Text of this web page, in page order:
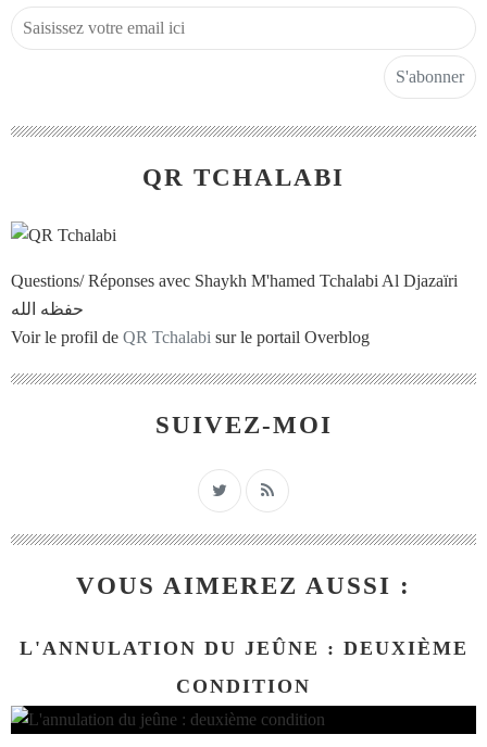
QR TCHALABI
Questions/ Réponses avec Shaykh M'hamed Tchalabi Al Djazaïri
حفظه الله
Voir le profil de QR Tchalabi sur le portail Overblog
SUIVEZ-MOI
VOUS AIMEREZ AUSSI :
L'ANNULATION DU JEÛNE : DEUXIÈME
CONDITION